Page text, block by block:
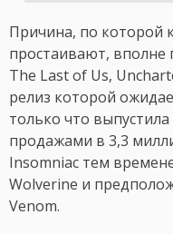
Причина, по которой
простаивают, вполне
The Last of Us,
релиз которой
только что
продажами в 3,3
Insomniac тем
Wolverine и
Venom.